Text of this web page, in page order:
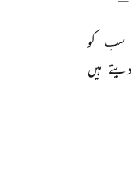
سب کو
دیتے ہیں